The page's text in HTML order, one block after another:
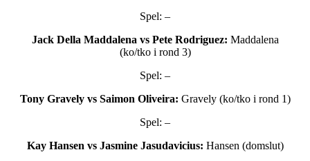
Spel: –
Jack Della Maddalena vs Pete Rodriguez: Maddalena
(ko/tko i rond 3)
Spel: –
Tony Gravely vs Saimon Oliveira: Gravely (ko/tko i rond 1)
Spel: –
Kay Hansen vs Jasmine Jasudavicius: Hansen (domslut)